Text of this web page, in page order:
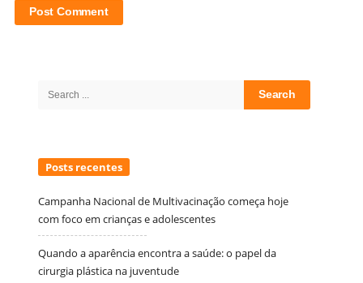
Search
Posts recentes
Campanha Nacional de Multivacinação começa hoje
com foco em crianças e adolescentes
Quando a aparência encontra a saúde: o papel da
cirurgia plástica na juventude